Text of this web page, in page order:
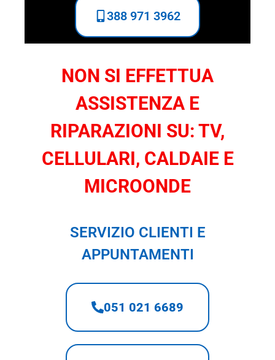
388 971 3962
NON SI EFFETTUA
ASSISTENZA E
RIPARAZIONI SU: TV,
CELLULARI, CALDAIE E
MICROONDE
SERVIZIO CLIENTI E
APPUNTAMENTI
051 021 6689